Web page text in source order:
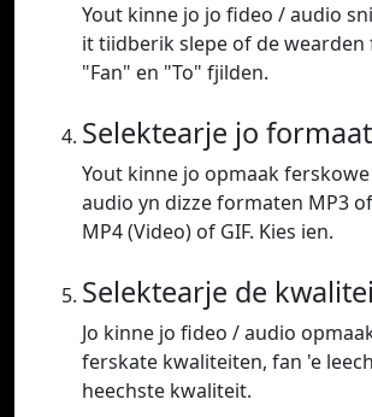
Yout kinne jo jo fideo / audio
it tiidberik slepe of de wearden
"Fan" en "To" fjilden.
Selektearje jo formaat
Yout kinne jo opmaak
audio yn dizze formaten MP3 of
MP4 (Video) of GIF. Kies ien.
Selektearje de
Jo kinne jo fideo / audio
ferskate kwaliteiten, fan 'e
heechste kwaliteit.